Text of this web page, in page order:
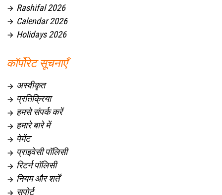
 Rashifal 2026
 Calendar 2026
 Holidays 2026
कॉर्पोरेट सूचनाएँ
 अस्वीकृत
 प्रतिक्रिया
 हमसे संपर्क करें
 हमारे बारे में
 पेमेंट
 प्राइवेसी पॉलिसी
 रिटर्न पॉलिसी
 नियम और शर्तें
 सपोर्ट